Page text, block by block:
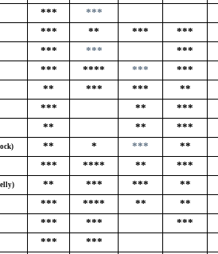
*** ***
*** ** *** ***
*** *** ***
*** **** *** ***
** *** *** **
*** ** ***
** ** ***
** * *** **
*** **** ** ***
** *** *** **
*** **** ** **
*** *** ***
*** ***